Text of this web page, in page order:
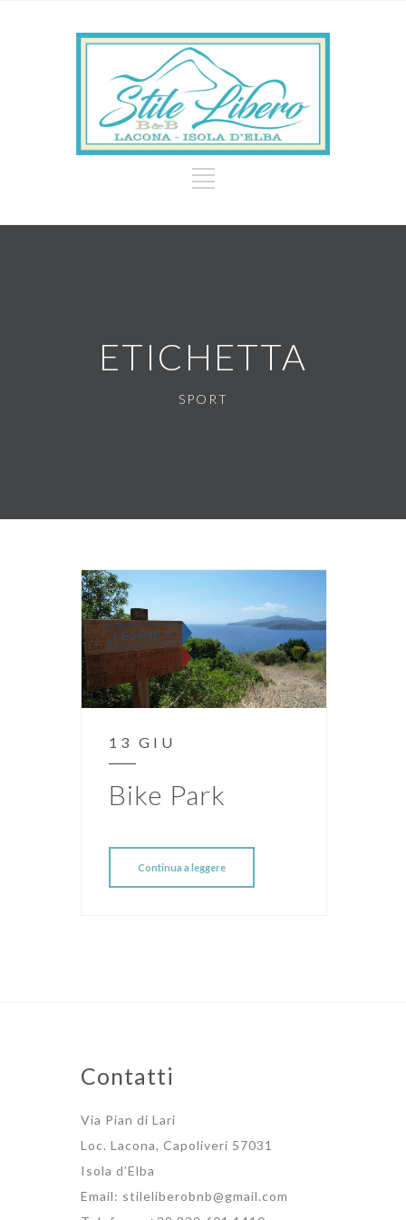
ETICHETTA
SPORT
13 GIU
Bike Park
Continua a leggere
Contatti
Via Pian di Lari
Loc. Lacona, Capoliveri 57031
Isola d’Elba
Email: stileliberobnb@gmail.com